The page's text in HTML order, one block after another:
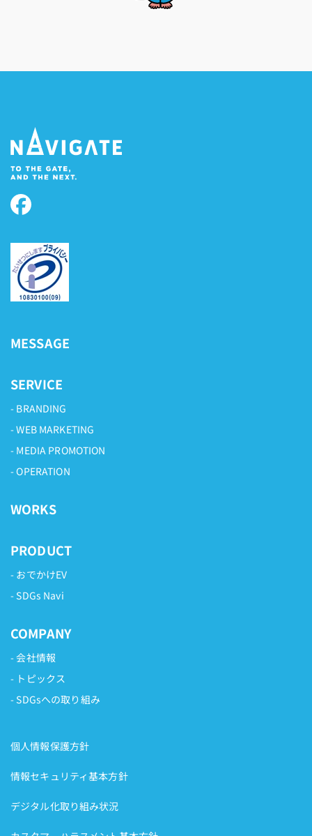
MESSAGE
SERVICE
BRANDING
WEB MARKETING
MEDIA PROMOTION
OPERATION
WORKS
PRODUCT
おでかけEV
SDGs Navi
COMPANY
会社情報
トピックス
SDGsへの取り組み
個人情報保護方針
情報セキュリティ基本方針
デジタル化取り組み状況